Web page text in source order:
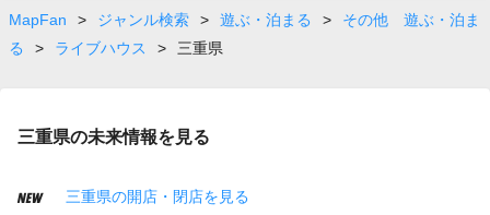
MapFan > ジャンル検索 > 遊ぶ・泊まる >
その他 遊ぶ・泊ま
る
> ライブハウス > 三重県
三重県の未来情報を見る
三重県の開店・閉店を見る